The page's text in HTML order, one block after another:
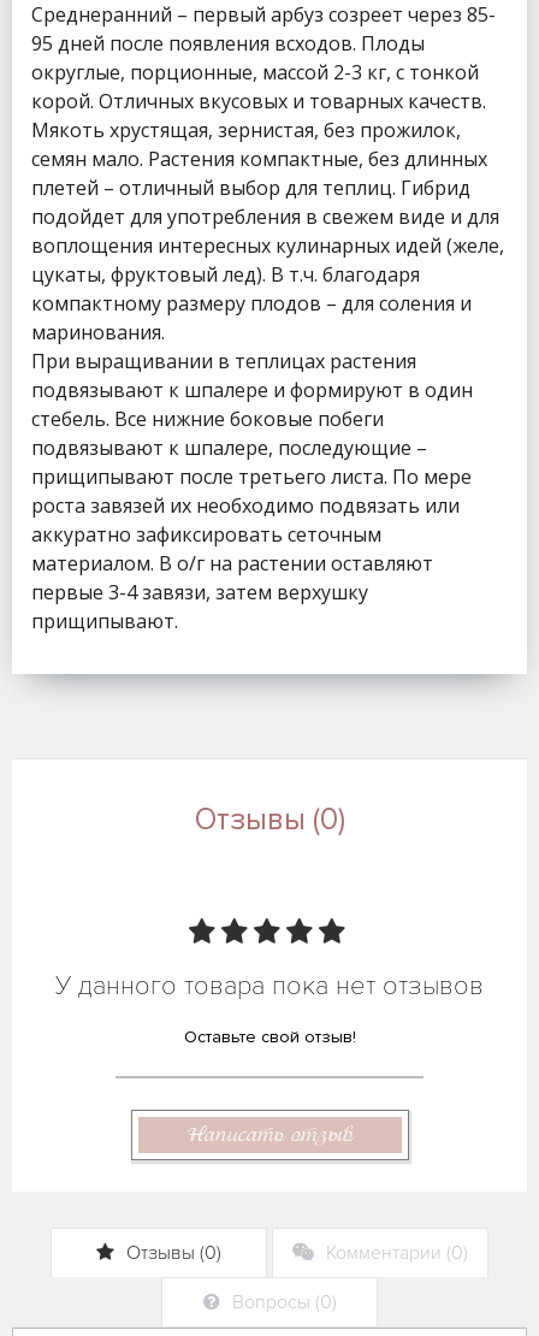
Среднеранний – первый арбуз созреет через 85-
95 дней после появления всходов. Плоды
округлые, порционные, массой 2-3 кг, с тонкой
корой. Отличных вкусовых и товарных качеств.
Мякоть хрустящая, зернистая, без прожилок,
семян мало. Растения компактные, без длинных
плетей – отличный выбор для теплиц. Гибрид
подойдет для употребления в свежем виде и для
воплощения интересных кулинарных идей (желе,
цукаты, фруктовый лед). В т.ч. благодаря
компактному размеру плодов – для соления и
маринования.
При выращивании в теплицах растения
подвязывают к шпалере и формируют в один
стебель. Все нижние боковые побеги
подвязывают к шпалере, последующие –
прищипывают после третьего листа. По мере
роста завязей их необходимо подвязать или
аккуратно зафиксировать сеточным
материалом. В о/г на растении оставляют
первые 3-4 завязи, затем верхушку
прищипывают.
Отзывы (0)
У данного товара пока нет отзывов
Оставьте свой отзыв!
Написать отзыв
Отзывы (0) Комментарии (0)
Вопросы (0)